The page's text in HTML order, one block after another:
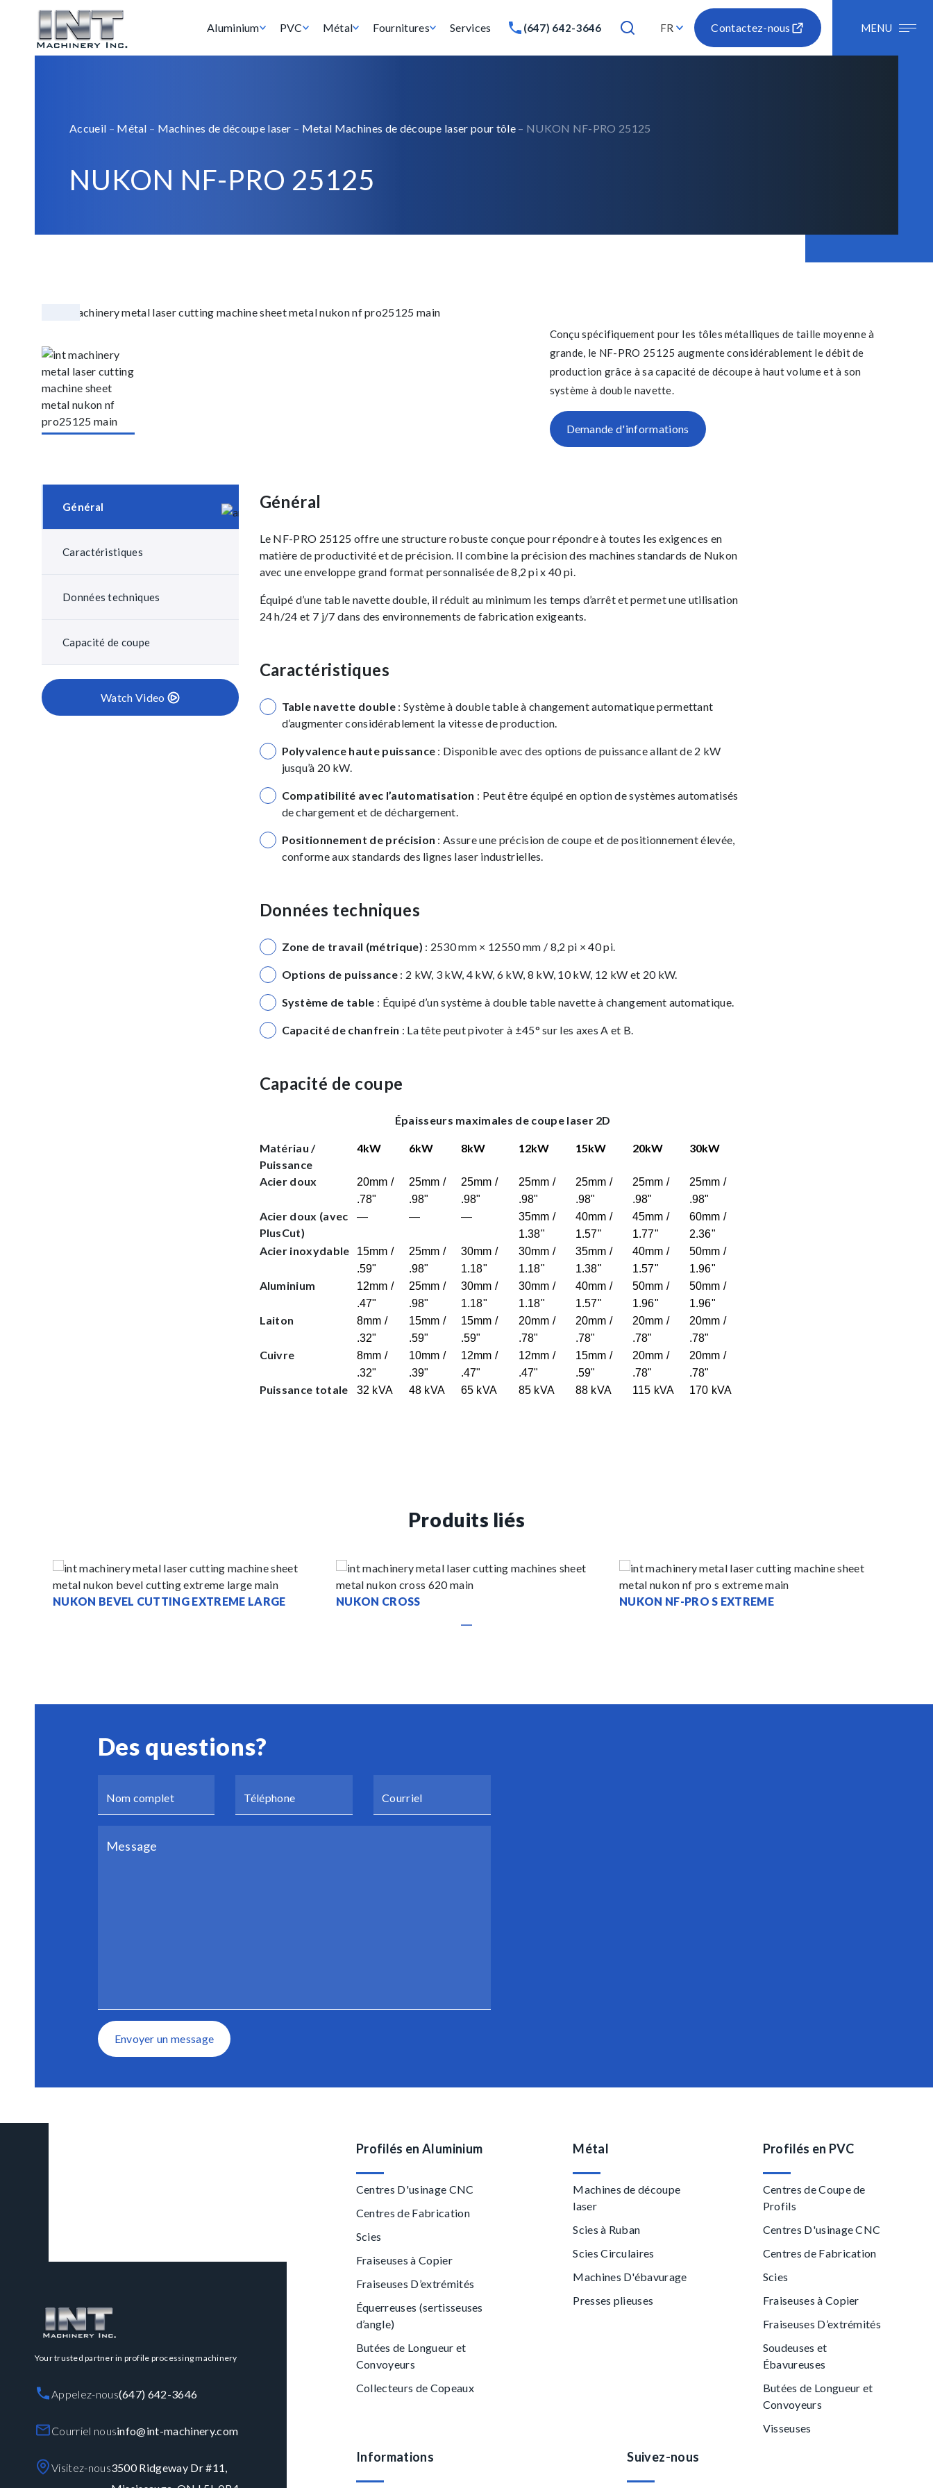
Aluminium PVC Métal Fournitures Services (647) 642-3646 FR Contactez-nous MENU
Accueil – Métal – Machines de découpe laser – Metal Machines de découpe laser pour tôle– NUKON NF-PRO 25125
NUKON NF-PRO 25125
Conçu spécifiquement pour les tôles métalliques de taille moyenne à
grande, le NF-PRO 25125 augmente considérablement le débit de
production grâce à sa capacité de découpe à haut volume et à son
système à double navette.
Demande d'informations
Général
Caractéristiques
Données techniques
Capacité de coupe
Watch Video
Général
Le NF-PRO 25125 offre une structure robuste conçue pour répondre à toutes les exigences en
matière de productivité et de précision. Il combine la précision des machines standards de Nukon
avec une enveloppe grand format personnalisée de 8,2 pi x 40 pi.
Équipé d’une table navette double, il réduit au minimum les temps d’arrêt et permet une utilisation
24 h/24 et 7 j/7 dans des environnements de fabrication exigeants.
Caractéristiques
Table navette double: Système à double table à changement automatique permettant
d’augmenter considérablement la vitesse de production.
Polyvalence haute puissance : Disponible avec des options de puissance allant de 2 kW
jusqu’à 20 kW.
Compatibilité avec l’automatisation : Peut être équipé en option de systèmes automatisés
de chargement et de déchargement.
Positionnement de précision : Assure une précision de coupe et de positionnement élevée,
conforme aux standards des lignes laser industrielles.
Données techniques
Zone de travail (métrique) : 2530 mm × 12550 mm / 8,2 pi × 40 pi.
Options de puissance : 2 kW, 3 kW, 4 kW, 6 kW, 8 kW, 10 kW, 12 kW et 20 kW.
Système de table : Équipé d’un système à double table navette à changement automatique.
Capacité de chanfrein : La tête peut pivoter à ±45° sur les axes A et B.
Capacité de coupe
Épaisseurs maximales de coupe laser 2D
Matériau /
Puissance
4kW 6kW 8kW 12kW 15kW 20kW 30kW
Acier doux
20mm /
.78"
25mm /
.98"
25mm /
.98"
25mm /
.98"
25mm /
.98"
25mm /
.98"
25mm /
.98"
Acier doux (avec
PlusCut)
— — —
35mm /
1.38"
40mm /
1.57"
45mm /
1.77"
60mm /
2.36"
Acier inoxydable
15mm /
.59"
25mm /
.98"
30mm /
1.18"
30mm /
1.18"
35mm /
1.38"
40mm /
1.57"
50mm /
1.96"
Aluminium
12mm /
.47"
25mm /
.98"
30mm /
1.18"
30mm /
1.18"
40mm /
1.57"
50mm /
1.96"
50mm /
1.96"
Laiton
8mm /
.32"
15mm /
.59"
15mm /
.59"
20mm /
.78"
20mm /
.78"
20mm /
.78"
20mm /
.78"
Cuivre
8mm /
.32"
10mm /
.39"
12mm /
.47"
12mm /
.47"
15mm /
.59"
20mm /
.78"
20mm /
.78"
Puissance totale 32 kVA 48 kVA 65 kVA 85 kVA 88 kVA 115 kVA 170 kVA
Produits liés
NUKON BEVEL CUTTING EXTREME LARGE NUKON CROSS NUKON NF-PRO S EXTREME
Des questions?
Envoyer un message
Your trusted partner in profile processing machinery
Appelez-nous(647) 642-3646
Courriel nousinfo@int-machinery.com
Visitez-nous3500 Ridgeway Dr #11,
Profilés en Aluminium
Centres D'usinage CNC
Centres de Fabrication
Scies
Fraiseuses à Copier
Fraiseuses D’extrémités
Équerreuses (sertisseuses
d’angle)
Butées de Longueur et
Convoyeurs
Collecteurs de Copeaux
Métal
Machines de découpe
laser
Scies à Ruban
Scies Circulaires
Machines D'ébavurage
Presses plieuses
Profilés en PVC
Centres de Coupe de
Profils
Centres D'usinage CNC
Centres de Fabrication
Scies
Fraiseuses à Copier
Fraiseuses D’extrémités
Soudeuses et
Ébavureuses
Butées de Longueur et
Convoyeurs
Visseuses
Informations Suivez-nous